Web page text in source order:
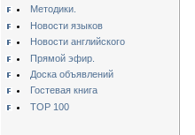
Методики.
Новости языков
Новости английского
Прямой эфир.
Доска объявлений
Гостевая книга
TOP 100